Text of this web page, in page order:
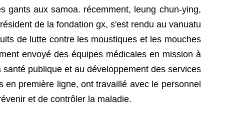
gants aux samoa. récemment, leung chun-ying,
de la fondation gx, s'est rendu au vanuatu
de lutte contre les moustiques et les mouches
envoyé des équipes médicales en mission à
publique et au développement des services
première ligne, ont travaillé avec le personnel
et de contrôler la maladie.